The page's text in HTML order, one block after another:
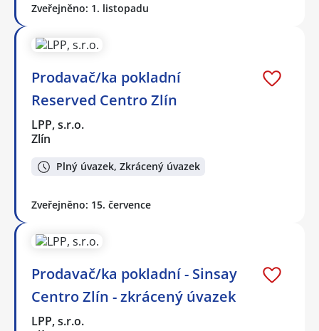
Zveřejněno: 1. listopadu
Prodavač/ka pokladní
Reserved Centro Zlín
LPP, s.r.o.
Zlín
Plný úvazek, Zkrácený úvazek
Zveřejněno: 15. července
Prodavač/ka pokladní - Sinsay
Centro Zlín - zkrácený úvazek
LPP, s.r.o.